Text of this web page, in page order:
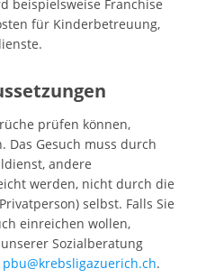
beispielsweise Franchise
für Kinderbetreuung,
prüfen können,
Das Gesuch muss durch
andere
werden, nicht durch die
selbst. Falls Sie
einreichen wollen,
Sozialberatung
pbu@krebsligazuerich.ch.